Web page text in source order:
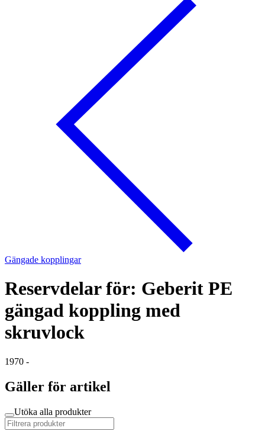
Gängade kopplingar
Reservdelar för: Geberit PE
gängad koppling med
skruvlock
1970 -
Gäller för artikel
Utöka alla produkter